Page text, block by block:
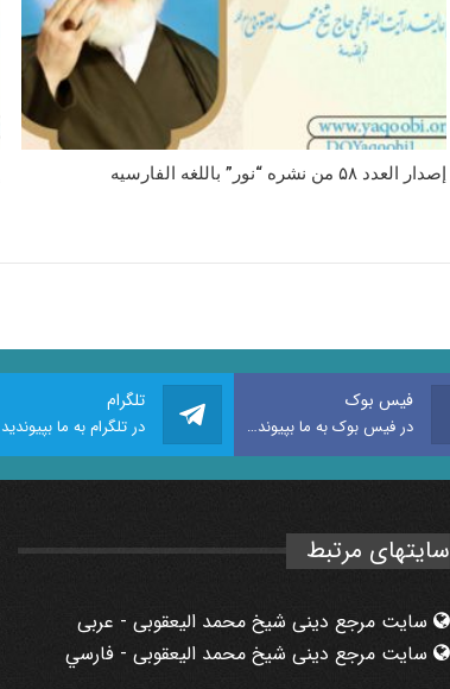
إصدار العدد ۵۸ من نشره “نور” باللغه الفارسیه
فیس بوک
در فیس بوک به ما بپیوندید
تلگرام
در تلگرام به ما بپیوندید
سایتهای مرتبط
سایت مرجع دینی شیخ محمد الیعقوبی - عربی
سایت مرجع دینی شیخ محمد الیعقوبی - فارسي